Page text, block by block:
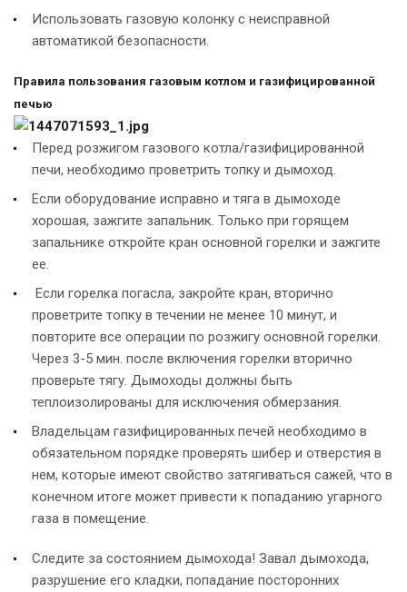
Использовать газовую колонку с неисправной
автоматикой безопасности.
Правила пользования газовым котлом и газифицированной
печью
Перед розжигом газового котла/газифицированной
печи, необходимо проветрить топку и дымоход.
Если оборудование исправно и тяга в дымоходе
хорошая, зажгите запальник. Только при горящем
запальнике откройте кран основной горелки и зажгите
ее.
Если горелка погасла, закройте кран, вторично
проветрите топку в течении не менее 10 минут, и
повторите все операции по розжигу основной горелки.
Через 3-5 мин. после включения горелки вторично
проверьте тягу. Дымоходы должны быть
теплоизолированы для исключения обмерзания.
Владельцам газифицированных печей необходимо в
обязательном порядке проверять шибер и отверстия в
нем, которые имеют свойство затягиваться сажей, что в
конечном итоге может привести к попаданию угарного
газа в помещение.
Следите за состоянием дымохода! Завал дымохода,
разрушение его кладки, попадание посторонних